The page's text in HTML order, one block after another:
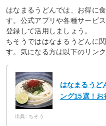
はなまるうどんでは、お得に
す。公式アプリや各種サービ
登録して活用しましょう。
ちそうでははなまるうどんに
す。気になる方は以下のリン
はなまるうど
ング15選！お
出典: ちそう